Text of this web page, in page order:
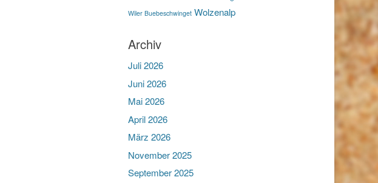
Wiler Buebeschwinget Wolzenalp
Archiv
Juli 2026
Juni 2026
Mai 2026
April 2026
März 2026
November 2025
September 2025